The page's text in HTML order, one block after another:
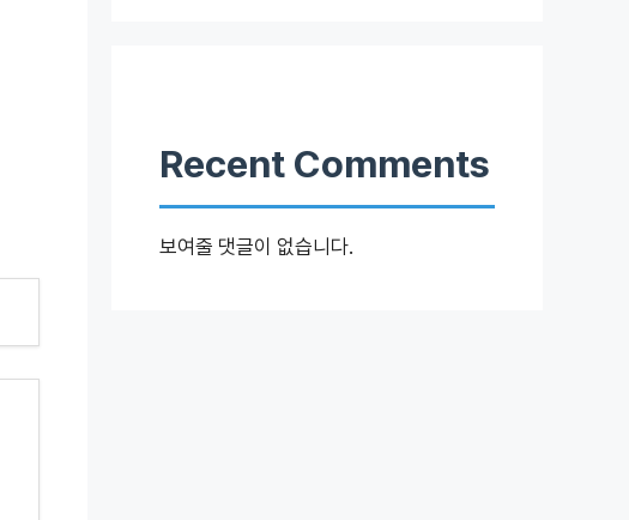
Recent Comments
보여줄 댓글이 없습니다.